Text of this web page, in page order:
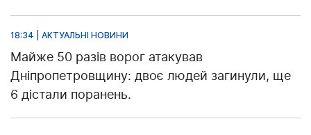
18:34 | АКТУАЛЬНІ НОВИНИ
Майже 50 разів ворог атакував
Дніпропетровщину: двоє людей загинули, ще
6 дістали поранень.